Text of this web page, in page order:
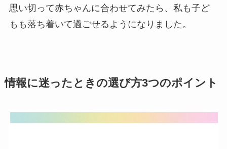
思い切って赤ちゃんに合わせてみたら、私も子ど
もも落ち着いて過ごせるようになりました。
情報に迷ったときの選び方3つのポイント